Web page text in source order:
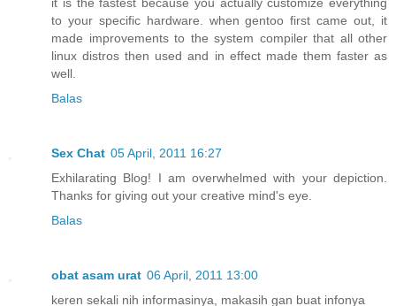
it is the fastest because you actually customize everything
to your specific hardware. when gentoo first came out, it
made improvements to the system compiler that all other
linux distros then used and in effect made them faster as
well.
Balas
Sex Chat 05 April, 2011 16:27
Exhilarating Blog! I am overwhelmed with your depiction.
Thanks for giving out your creative mind's eye.
Balas
obat asam urat 06 April, 2011 13:00
keren sekali nih informasinya, makasih gan buat infonya